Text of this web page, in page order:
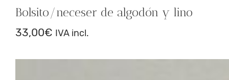
Bolsito/neceser de algodón y lino
33,00€ IVA incl.